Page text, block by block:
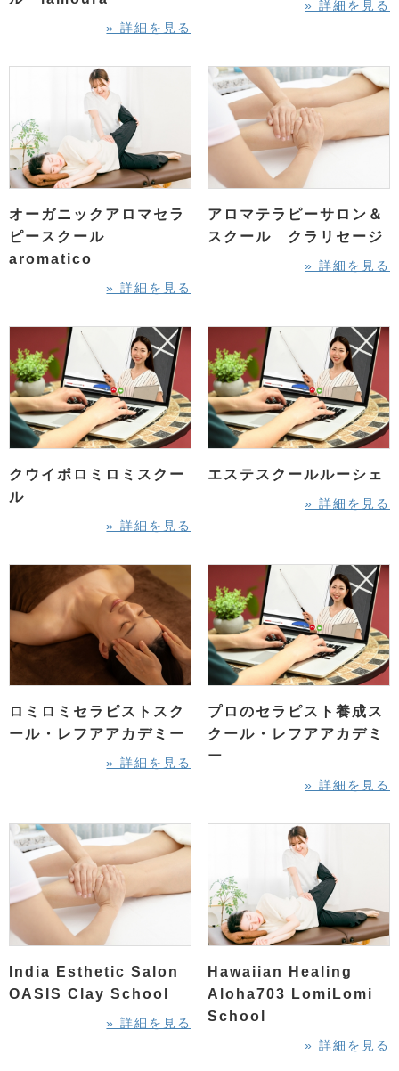
» 詳細を見る
» 詳細を見る
オーガニックアロマセラ
ピースクール
aromatico
» 詳細を見る
アロマテラピーサロン＆
スクール クラリセージ
» 詳細を見る
クウイポロミロミスクー
ル
» 詳細を見る
エステスクールルーシェ
» 詳細を見る
ロミロミセラピストスク
ール・レフアアカデミー
» 詳細を見る
プロのセラピスト養成ス
クール・レフアアカデミ
ー
» 詳細を見る
India Esthetic Salon
OASIS Clay School
» 詳細を見る
Hawaiian Healing
Aloha703 LomiLomi
School
» 詳細を見る